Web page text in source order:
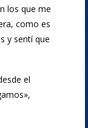
los que me
como es
y sentí que
el